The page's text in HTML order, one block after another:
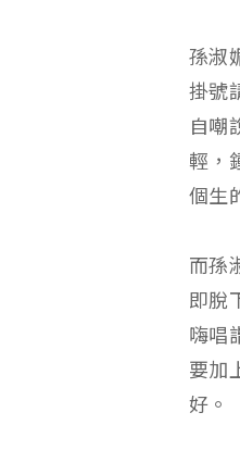
孫淑
掛號
自嘲
輕，
個生
而孫
即脫
嗨唱
要加
好。